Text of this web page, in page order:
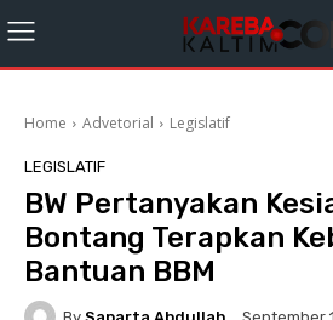
Home Advetorial Legislatif
LEGISLATIF
BW Pertanyakan
Bontang Terapkan
Bantuan BBM
By Saparta Abdullah